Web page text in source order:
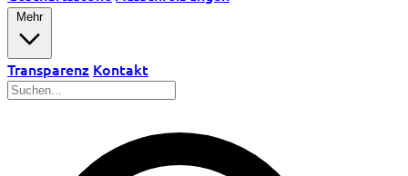
Mehr
Transparenz Kontakt